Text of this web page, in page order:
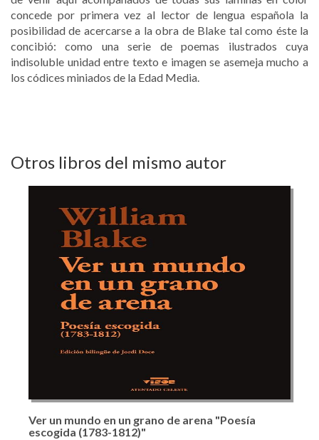
concede por primera vez al lector de lengua española la
posibilidad de acercarse a la obra de Blake tal como éste la
concibió: como una serie de poemas ilustrados cuya
indisoluble unidad entre texto e imagen se asemeja mucho a
los códices miniados de la Edad Media.
Otros libros del mismo autor
Ver un mundo en un grano de arena "Poesía
escogida (1783-1812)"